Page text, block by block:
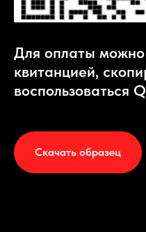
Для оплаты можно
квитанцией,
воспользоваться
Скачать образец